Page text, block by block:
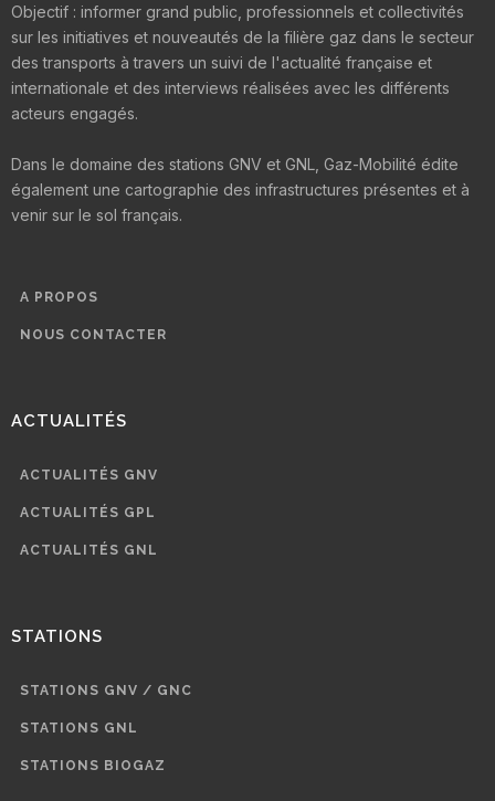
Objectif : informer grand public, professionnels et collectivités
sur les initiatives et nouveautés de la filière gaz dans le secteur
des transports à travers un suivi de l'actualité française et
internationale et des interviews réalisées avec les différents
acteurs engagés.
Dans le domaine des stations GNV et GNL, Gaz-Mobilité édite
également une cartographie des infrastructures présentes et à
venir sur le sol français.
A PROPOS
NOUS CONTACTER
ACTUALITÉS
ACTUALITÉS GNV
ACTUALITÉS GPL
ACTUALITÉS GNL
STATIONS
STATIONS GNV / GNC
STATIONS GNL
STATIONS BIOGAZ